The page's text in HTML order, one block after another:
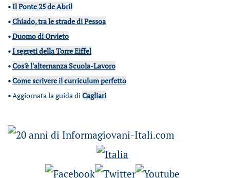
•Il Ponte 25 de Abril
•Chiado, tra le strade di Pessoa
•Duomo di Orvieto
•I segreti della Torre Eiffel
•Cos'è l'alternanza Scuola-Lavoro
•Come scrivere il curriculum perfetto
•Aggiornata la guida diCagliari